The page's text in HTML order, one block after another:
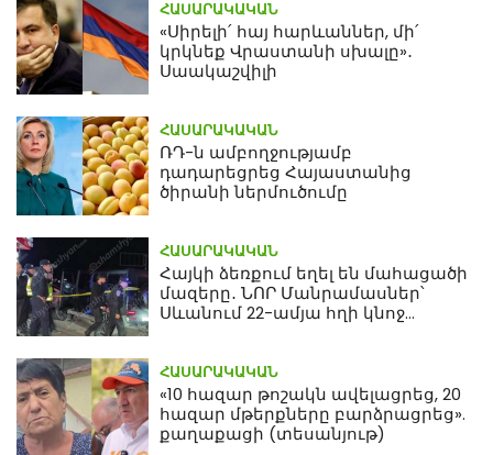
ՀԱՍԱՐԱԿԱԿԱՆ
«Սիրելի՛ հայ հարևաններ, մի՛
կրկնեք Վրաստանի սխալը»․
Սաակաշվիլի
ՀԱՍԱՐԱԿԱԿԱՆ
ՌԴ-ն ամբողջությամբ
դադարեցրեց Հայաստանից
ծիրանի ներմուծումը
ՀԱՍԱՐԱԿԱԿԱՆ
Հայկի ձեռքում եղել են մահացածի
մազերը․ ՆՈՐ Մանրամասներ՝
Սևանում 22-ամյա հղի կնոջ
ՀԱՍԱՐԱԿԱԿԱՆ
«10 հազար թոշակն ավելացրեց, 20
հազար մթերքները բարձրացրեց».
քաղաքացի (տեսանյութ)